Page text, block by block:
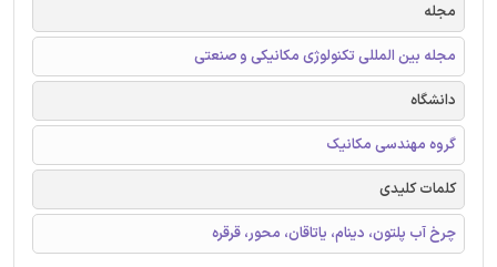
مجله
مجله بین المللی تکنولوژی مکانیکی و صنعتی
دانشگاه
گروه مهندسی مکانیک
کلمات کلیدی
چرخ آب پلتون، دینام، یاتاقان، محور، قرقره